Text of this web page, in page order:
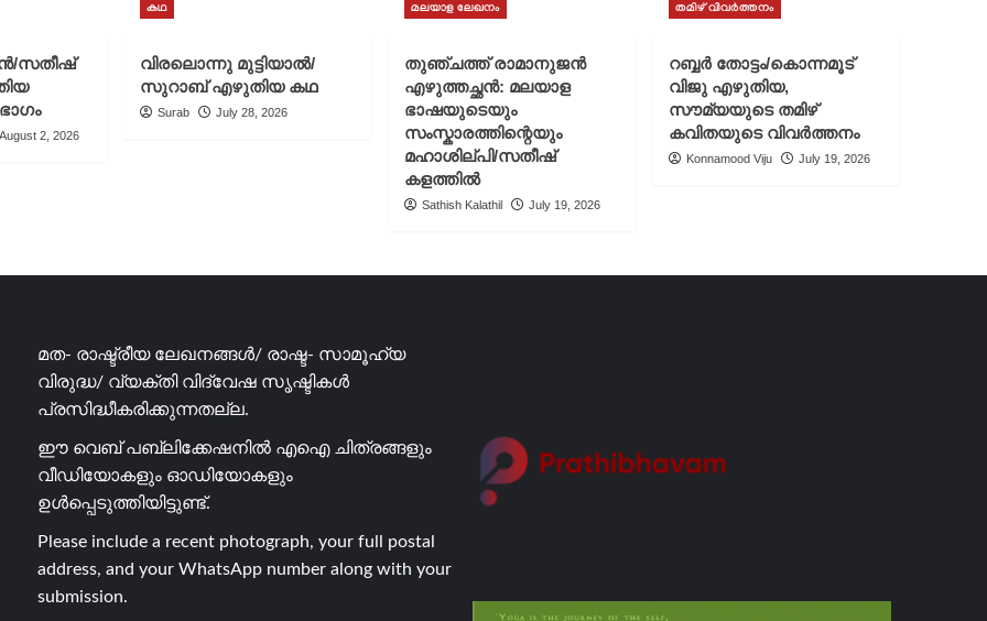
സതീഷ്
August 2, 2026
കഥ
വിരലൊന്നു മുട്ടിയാൽ/
സുറാബ് എഴുതിയ കഥ
Surab July 28, 2026
മലയാള ലേഖനം
തുഞ്ചത്ത് രാമാനുജൻ
എഴുത്തച്ഛൻ: മലയാള
ഭാഷയുടെയും
സംസ്കാരത്തിന്റെയും
മഹാശില്പി/സതീഷ്
കളത്തിൽ
Sathish Kalathil July 19, 2026
തമിഴ് വിവർത്തനം
റബ്ബർ തോട്ടം/കൊന്നമൂട്
വിജു എഴുതിയ,
സൗമ്യയുടെ തമിഴ്
കവിതയുടെ വിവർത്തനം
Konnamood Viju July 19, 2026
മത- രാഷ്ട്രീയ ലേഖനങ്ങൾ/ രാഷ്ട- സാമൂഹ്യ
വിരുദ്ധ/ വ്യക്തി വിദ്വേഷ സൃഷ്ടികൾ
പ്രസിദ്ധീകരിക്കുന്നതല്ല.
ഈ വെബ് പബ്ലിക്കേഷനിൽ എഐ ചിത്രങ്ങളും
വീഡിയോകളും ഓഡിയോകളും
ഉൾപ്പെടുത്തിയിട്ടുണ്ട്.
Please include a recent photograph, your full postal
address, and your WhatsApp number along with your
submission.